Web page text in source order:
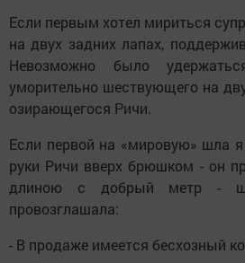
Если первым хотел мириться
на двух задних лапах,
Невозможно было
уморительно шествующего на
озирающегося Ричи.
Если первой на «мировую» шла
руки Ричи вверх брюшком - он
длиною с добрый метр -
провозглашала:
- В продаже имеется бесхозный